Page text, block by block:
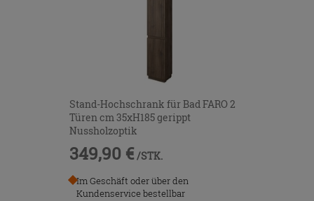
Stand-Hochschrank für Bad FARO 2
Türen cm 35xH185 gerippt
Nussholzoptik
349,90 € /STK.
Im Geschäft oder über den
Kundenservice bestellbar